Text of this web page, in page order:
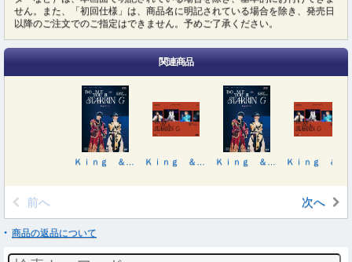
せん。また、「初回仕様」は、商品名に明記されている場合を除き、発売日
以降のご注文でのご指定はできません。予めご了承ください。
関連商品
前へ 次へ
商品の返品について